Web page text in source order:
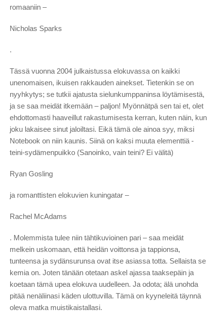
romaaniin –
Nicholas Sparks
.
Tässä vuonna 2004 julkaistussa elokuvassa on kaikki
unenomaisen, ikuisen rakkauden ainekset. Tietenkin se on
nyyhkytys; se tutkii ajatusta sielunkumppaninsa löytämisestä,
ja se saa meidät itkemään – paljon! Myönnätpä sen tai et, olet
ehdottomasti haaveillut rakastumisesta kerran, kuten näin, kun
joku lakaisee sinut jaloiltasi. Eikä tämä ole ainoa syy, miksi
Notebook on niin kaunis. Siinä on kaksi muuta elementtiä -
teini-sydämenpuikko (Sanoinko, vain teini? Ei välitä)
Ryan Gosling
ja romanttisten elokuvien kuningatar –
Rachel McAdams
. Molemmista tulee niin tähtikuvioinen pari – saa meidät
melkein uskomaan, että heidän voittonsa ja tappionsa,
tunteensa ja sydänsurunsa ovat itse asiassa totta. Sellaista se
kemia on. Joten tänään otetaan askel ajassa taaksepäin ja
koetaan tämä upea elokuva uudelleen. Ja odota; älä unohda
pitää nenäliinasi käden ulottuvilla. Tämä on kyyneleitä täynnä
oleva matka muistikaistallasi.